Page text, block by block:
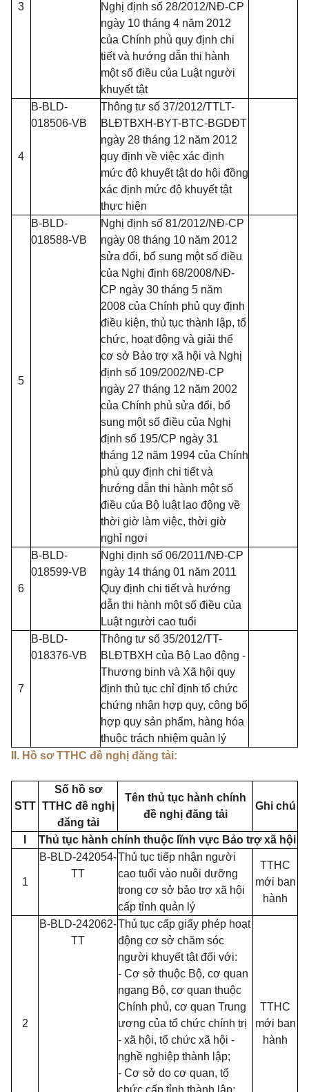
3
Nghị định số 28/2012/NĐ-CP
ngày 10 tháng 4 năm 2012
của Chính phủ quy định chi
tiết và hướng dẫn thi hành
một số điều của Luật người
khuyết tật
4
B-BLD-
018506-VB
Thông tư số 37/2012/TTLT-
BLĐTBXH-BYT-BTC-BGDĐT
ngày 28 tháng 12 năm 2012
quy định về việc xác định
mức độ khuyết tật do hội đồng
xác định mức độ khuyết tật
thực hiện
5
B-BLD-
018588-VB
Nghị định số 81/2012/NĐ-CP
ngày 08 tháng 10 năm 2012
sửa đổi, bổ sung một số điều
của Nghị định 68/2008/NĐ-
CP ngày 30 tháng 5 năm
2008 của Chính phủ quy định
điều kiện, thủ tục thành lập, tổ
chức, hoạt động và giải thể
cơ sở Bảo trợ xã hội và Nghị
định số 109/2002/NĐ-CP
ngày 27 tháng 12 năm 2002
của Chính phủ sửa đổi, bổ
sung một số điều của Nghị
định số 195/CP ngày 31
tháng 12 năm 1994 của Chính
phủ quy định chi tiết và
hướng dẫn thi hành một số
điều của Bộ luật lao động về
thời giờ làm việc, thời giờ
nghỉ ngơi
6
B-BLD-
018599-VB
Nghị định số 06/2011/NĐ-CP
ngày 14 tháng 01 năm 2011
Quy định chi tiết và hướng
dẫn thi hành một số điều của
Luật người cao tuổi
7
B-BLD-
018376-VB
Thông tư số 35/2012/TT-
BLĐTBXH của Bộ Lao động -
Thương binh và Xã hội quy
định thủ tục chỉ định tổ chức
chứng nhận hợp quy, công bố
hợp quy sản phẩm, hàng hóa
thuộc trách nhiệm quản lý
II. Hồ sơ TTHC đề nghị đăng tải:
STT
Số hồ sơ
TTHC đề nghị
đăng tải
Tên thủ tục hành chính
đề nghị đăng tải
Ghi chú
Thủ tục hành chính thuộc lĩnh vực Bảo trợ xã hội
1
B-BLD-242054-
TT
Thủ tục tiếp nhận người
cao tuổi vào nuôi dưỡng
trong cơ sở bảo trợ xã hội
cấp tỉnh quản lý
TTHC
mới ban
hành
2
B-BLD-242062-
TT
Thủ tục cấp giấy phép hoạt
động cơ sở chăm sóc
người khuyết tật đối với:
- Cơ sở thuộc Bộ, cơ quan
ngang Bộ, cơ quan thuộc
Chính phủ, cơ quan Trung
ương của tổ chức chính trị
- xã hội, tổ chức xã hội -
nghề nghiệp thành lập;
- Cơ sở do cơ quan, tổ
chức cấp tỉnh thành lập;
TTHC
mới ban
hành